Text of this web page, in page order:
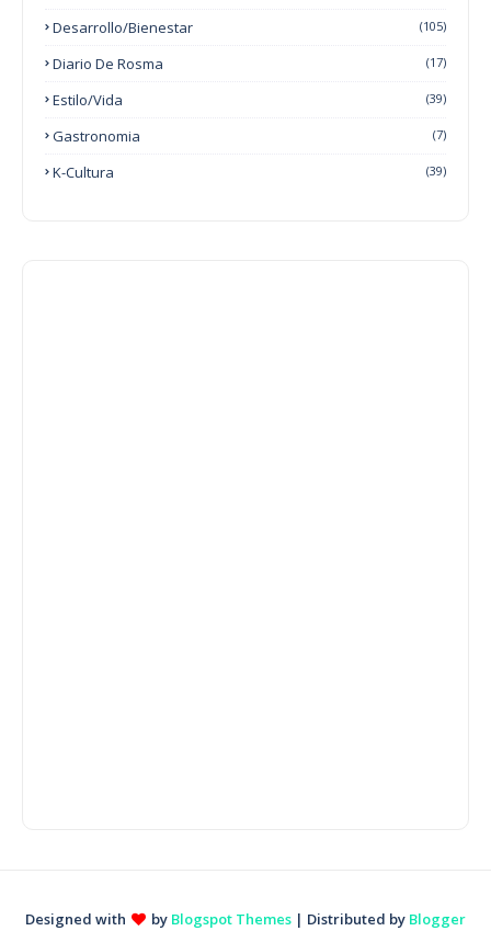
Desarrollo/Bienestar (105)
Diario De Rosma (17)
Estilo/Vida (39)
Gastronomia (7)
K-Cultura (39)
Designed with by Blogspot Themes | Distributed by Blogger